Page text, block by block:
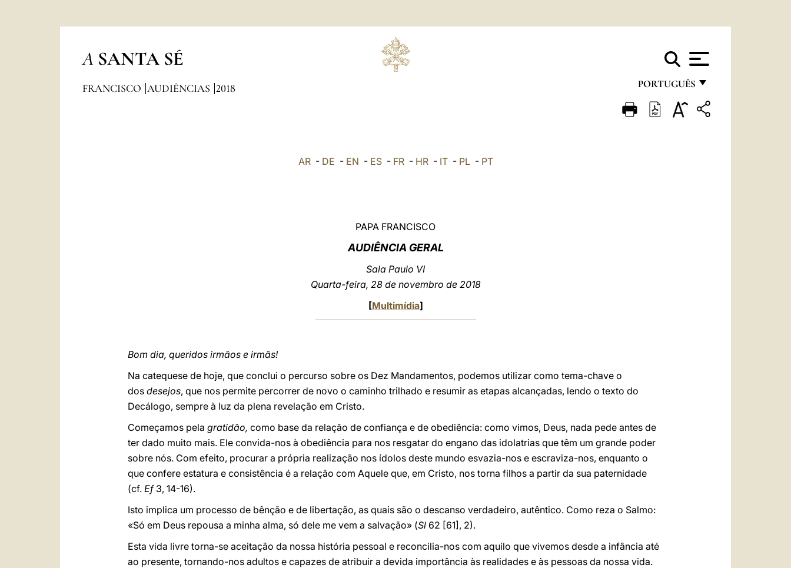
A SANTA SÉ
PORTUGUÊS
FRANÇAIS
FRANCISCO AUDIÊNCIAS 2018
AR- DE - EN - ES- FR- HR- IT- PL- PT
PAPA FRANCISCO
AUDIÊNCIA GERAL
Sala Paulo VI
Quarta-feira, 28 de novembro de 2018
[Multimídia]
Bom dia, queridos irmãos e irmãs!
Na catequese de hoje, que conclui o percurso sobre os Dez Mandamentos, podemos utilizar como tema-chave o
dos desejos, que nos permite percorrer de novo o caminho trilhado e resumir as etapas alcançadas, lendo o texto do
Decálogo, sempre à luz da plena revelação em Cristo.
Começamos pela gratidão, como base da relação de confiança e de obediência: como vimos, Deus, nada pede antes de
ter dado muito mais. Ele convida-nos à obediência para nos resgatar do engano das idolatrias que têm um grande poder
sobre nós. Com efeito, procurar a própria realização nos ídolos deste mundo esvazia-nos e escraviza-nos, enquanto o
que confere estatura e consistência é a relação com Aquele que, em Cristo, nos torna filhos a partir da sua paternidade
(cf. Ef 3, 14-16).
Isto implica um processo de bênção e de libertação, as quais são o descanso verdadeiro, autêntico. Como reza o Salmo:
«Só em Deus repousa a minha alma, só dele me vem a salvação» (Sl 62 [61], 2).
Esta vida livre torna-se aceitação da nossa história pessoal e reconcilia-nos com aquilo que vivemos desde a infância até
ao presente, tornando-nos adultos e capazes de atribuir a devida importância às realidades e às pessoas da nossa vida.